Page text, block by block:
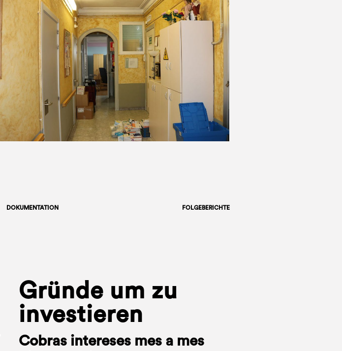
DOKUMENTATION FOLGEBERICHTE
Gründe um zu
investieren
Cobras intereses mes a mes